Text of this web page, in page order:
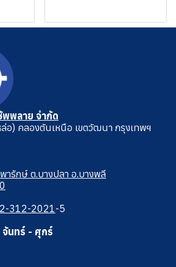
พพลาย จำกัด
) คลองตันเหนือ เขตวัฒนา กรุงเทพฯ
รักษ์ ต.บางปลา อ.บางพลี
312-2021-5
จันทร์ - ศุกร์